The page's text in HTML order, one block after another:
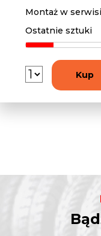
Montaż w
Ostatnie sztuki
Kup